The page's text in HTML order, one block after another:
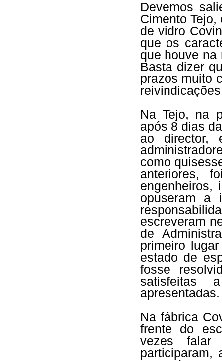
Devemos
Cimento
de vidro
que os
que houve na
Basta dizer
prazos muito
Na Tejo, na
após 8 dias
ao director,
como
anteriores,
engenheiros,
opuseram a
escreveram
de
primeiro
estado de
fosse
satisfeitas
apresentadas.
Na fábrica
frente do
vezes
participaram,